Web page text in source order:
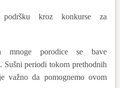
kroz konkurse za
mnoge porodice se bave
Sušni periodi tokom prethodnih
važno da pomognemo ovom